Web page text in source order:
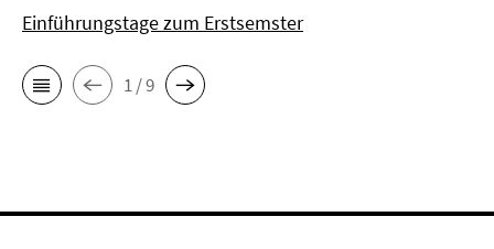
Einführungstage zum Erstsemster
1 / 9